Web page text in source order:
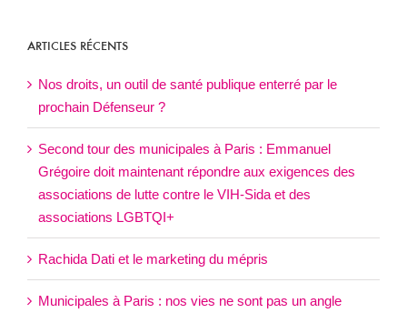
ARTICLES RÉCENTS
Nos droits, un outil de santé publique enterré par le
prochain Défenseur ?
Second tour des municipales à Paris : Emmanuel
Grégoire doit maintenant répondre aux exigences des
associations de lutte contre le VIH-Sida et des
associations LGBTQI+
Rachida Dati et le marketing du mépris
Municipales à Paris : nos vies ne sont pas un angle